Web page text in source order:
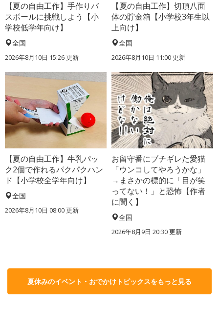
【夏の自由工作】手作りバ
スボールに挑戦しよう【小
学校低学年向け】
全国
2026年8月10日 15:26更新
【夏の自由工作】切頂八面
体の貯金箱【小学校3年生以
上向け】
全国
2026年8月10日 11:00更新
【夏の自由工作】牛乳パッ
ク2個で作れるパクパクハン
ド【小学校全学年向け】
全国
2026年8月10日 08:00更新
お留守番にブチギレた愛猫
「ウンコしてやろうかな」
→まさかの標的に「目が笑
ってない！」と恐怖【作者
に聞く】
全国
2026年8月9日 20:30更新
夏休みのイベント・おでかけトピックスをもっと見る